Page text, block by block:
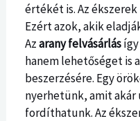
értékét is. Az
Ezért azok, akik
Azarany felvásárlás
hanem lehetőséget is
beszerzésére. Egy
nyerhetünk, amit akár
fordíthatunk. Az